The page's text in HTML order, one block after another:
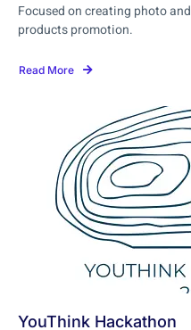
Focused on creating photo
products promotion.
Read More
YouThink Hackathon